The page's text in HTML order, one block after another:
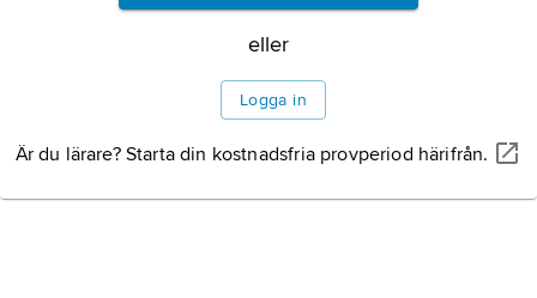
Information om artikeln
eller
Logga in
Är du lärare? Starta din kostnadsfria provperiod härifrån.